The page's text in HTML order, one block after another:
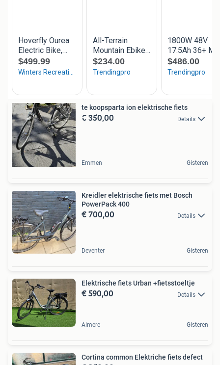
te koopsparta ion elektrische fiets
€ 350,00 Details
Emmen Gisteren
Kreidler elektrische fiets met Bosch
PowerPack 400
€ 700,00 Details
Deventer Gisteren
Elektrische fiets Urban +fietsstoeltje
€ 590,00 Details
Almere Gisteren
Cortina common Elektriche fiets defect